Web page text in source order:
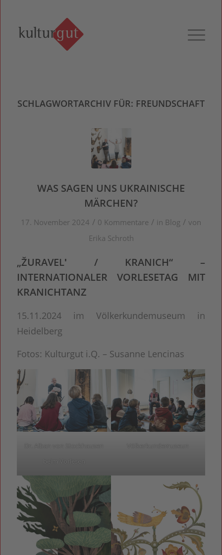
SCHLAGWORTARCHIV FÜR: FREUNDSCHAFT
WAS SAGEN UNS UKRAINISCHE
MÄRCHEN?
17. November 2024 / 0 Kommentare / in Blog / von
Erika Schroth
„ŽURAVELʹ / KRANICH“ –
INTERNATIONALER VORLESETAG MIT
KRANICHTANZ
15.11.2024 im Völkerkundemuseum in
Heidelberg
Fotos: Kulturgut i.Q. – Susanne Lencinas
Dr. Alban von Stockhausen
beim Vorlesen
Völkerkundemuseun